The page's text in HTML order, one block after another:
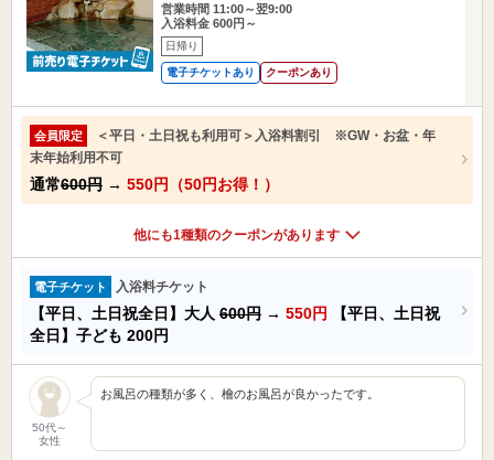
営業時間 11:00～翌9:00
入浴料金 600円～
日帰り
電子チケットあり クーポンあり
会員限定
＜平日・土日祝も利用可＞入浴料割引 ※GW・お盆・年
末年始利用不可
通常600円 → 550円（50円お得！）
他にも1種類のクーポンがあります
電子チケット 入浴料チケット
【平日、土日祝全日】大人 600円 → 550円
【平日、土日祝
全日】子ども 200円
50代～
女性
お風呂の種類が多く、檜のお風呂が良かったです。